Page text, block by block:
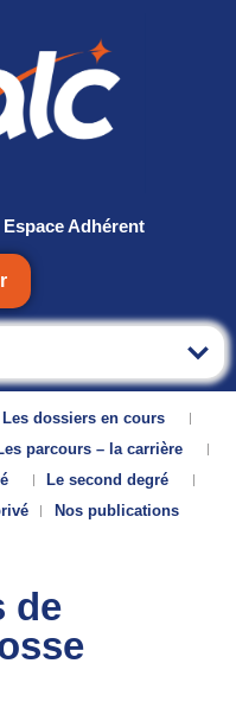
Espace Adhérent
Les dossiers en cours
parcours – la carrière
Le second degré
Nos publications
de